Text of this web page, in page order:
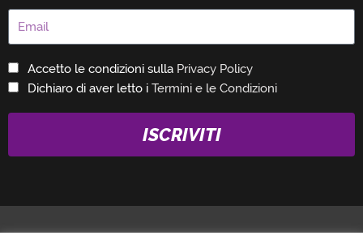
Accetto le condizioni sulla Privacy Policy
Dichiaro di aver letto i Termini e le Condizioni
ISCRIVITI